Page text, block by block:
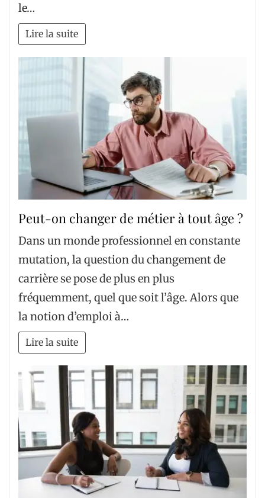
le…
Lire la suite
Peut-on changer de métier à tout âge ?
Dans un monde professionnel en constante
mutation, la question du changement de
carrière se pose de plus en plus
fréquemment, quel que soit l’âge. Alors que
la notion d’emploi à…
Lire la suite